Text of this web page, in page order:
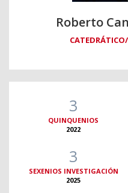
Roberto
3
QUINQUENIOS
2022
3
SEXENIOS INVESTIGACIÓN
2025